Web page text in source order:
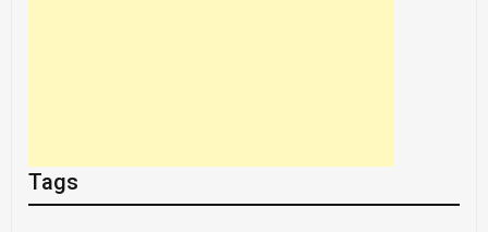
Tags